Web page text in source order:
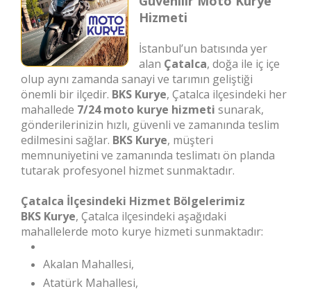
Hizmeti
İstanbul’un batısında yer
alan Çatalca, doğa ile iç içe
olup aynı zamanda sanayi ve tarımın geliştiği
önemli bir ilçedir. BKS Kurye, Çatalca ilçesindeki her
mahallede 7/24 moto kurye hizmeti sunarak,
gönderilerinizin hızlı, güvenli ve zamanında teslim
edilmesini sağlar. BKS Kurye, müşteri
memnuniyetini ve zamanında teslimatı ön planda
tutarak profesyonel hizmet sunmaktadır.
Çatalca İlçesindeki Hizmet Bölgelerimiz
BKS Kurye, Çatalca ilçesindeki aşağıdaki
mahallelerde moto kurye hizmeti sunmaktadır:
Akalan Mahallesi,
Atatürk Mahallesi,